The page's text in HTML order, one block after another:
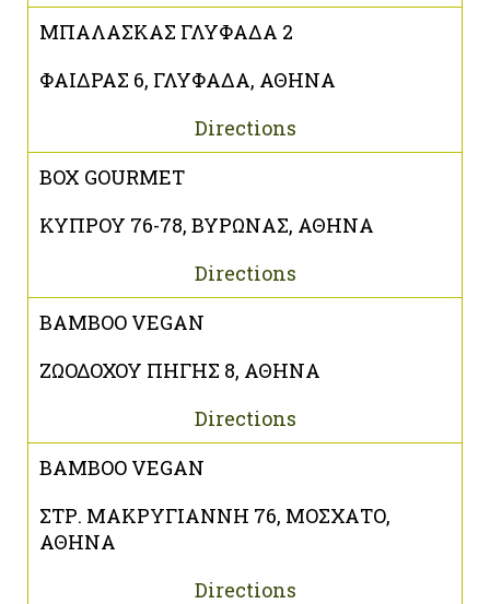
ΜΠΑΛΑΣΚΑΣ ΓΛΥΦΑΔΑ 2
ΦΑΙΔΡΑΣ 6, ΓΛΥΦΑΔΑ, ΑΘΗΝΑ
Directions
BOX GOURMET
ΚΥΠΡΟΥ 76-78, ΒΥΡΩΝΑΣ, ΑΘΗΝΑ
Directions
BAMBOO VEGAN
ΖΩΟΔΟΧΟΥ ΠΗΓΗΣ 8, ΑΘΗΝΑ
Directions
BAMBOO VEGAN
ΣΤΡ. ΜΑΚΡΥΓΙΑΝΝΗ 76, ΜΟΣΧΑΤΟ,
ΑΘΗΝΑ
Directions